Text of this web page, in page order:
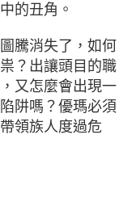
的丑角。
騰消失了，如何
？出讓頭目的職
又怎麼會出現一
阱嗎？優瑪必須
領族人度過危